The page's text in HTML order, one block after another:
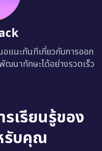
อแนะทันทีเกี่ยวกับการออก
ฒนาทักษะได้อย่างรวดเร็ว
เรียนรู้ของ
รับคุณ